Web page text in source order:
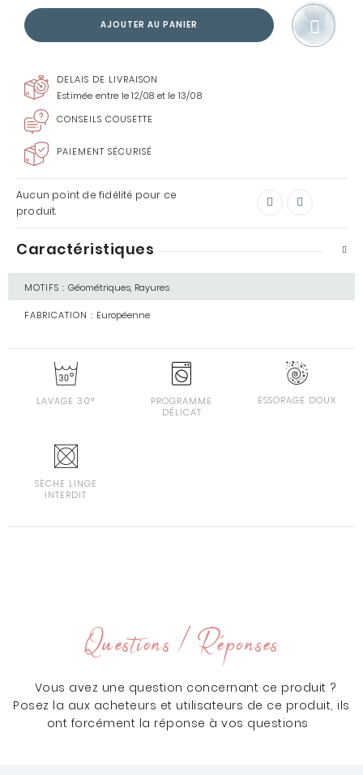
AJOUTER AU PANIER
DELAIS DE LIVRAISON
Estimée entre le 12/08 et le 13/08
CONSEILS COUSETTE
PAIEMENT SÉCURISÉ
Aucun point de fidélité pour ce
produit.
Caractéristiques
MOTIFS : Géométriques, Rayures
FABRICATION : Européenne
LAVAGE 30°
PROGRAMME
DÉLICAT
ESSORAGE DOUX
SÈCHE LINGE
INTERDIT
Questions / Réponses
Vous avez une question concernant ce produit ?
Posez la aux acheteurs et utilisateurs de ce produit, ils
ont forcément la réponse à vos questions